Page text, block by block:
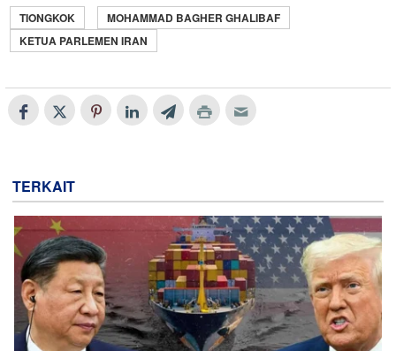
TIONGKOK
MOHAMMAD BAGHER GHALIBAF
KETUA PARLEMEN IRAN
TERKAIT